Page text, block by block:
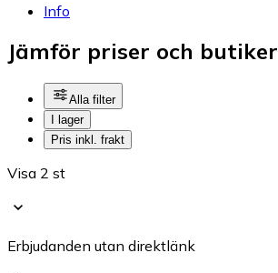
Info
Jämför priser och butiker
Alla filter
I lager
Pris inkl. frakt
Visa 2 st
Erbjudanden utan direktlänk